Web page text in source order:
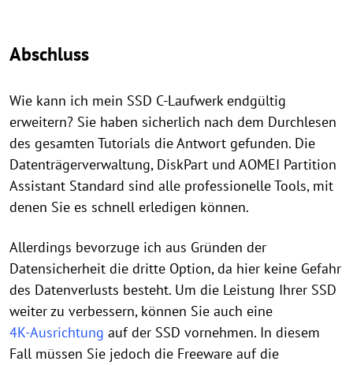
Abschluss
Wie kann ich mein SSD C-Laufwerk endgültig
erweitern? Sie haben sicherlich nach dem Durchlesen
des gesamten Tutorials die Antwort gefunden. Die
Datenträgerverwaltung, DiskPart und AOMEI Partition
Assistant Standard sind alle professionelle Tools, mit
denen Sie es schnell erledigen können.
Allerdings bevorzuge ich aus Gründen der
Datensicherheit die dritte Option, da hier keine Gefahr
des Datenverlusts besteht. Um die Leistung Ihrer SSD
weiter zu verbessern, können Sie auch eine
4K-Ausrichtung auf der SSD vornehmen. In diesem
Fall müssen Sie jedoch die Freeware auf die